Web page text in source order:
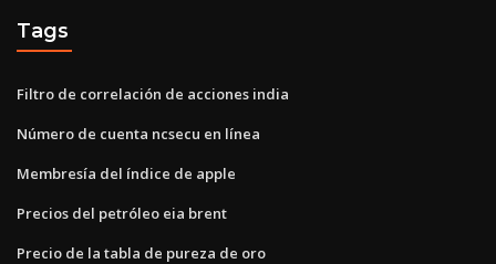
Tags
Filtro de correlación de acciones india
Número de cuenta ncsecu en línea
Membresía del índice de apple
Precios del petróleo eia brent
Precio de la tabla de pureza de oro